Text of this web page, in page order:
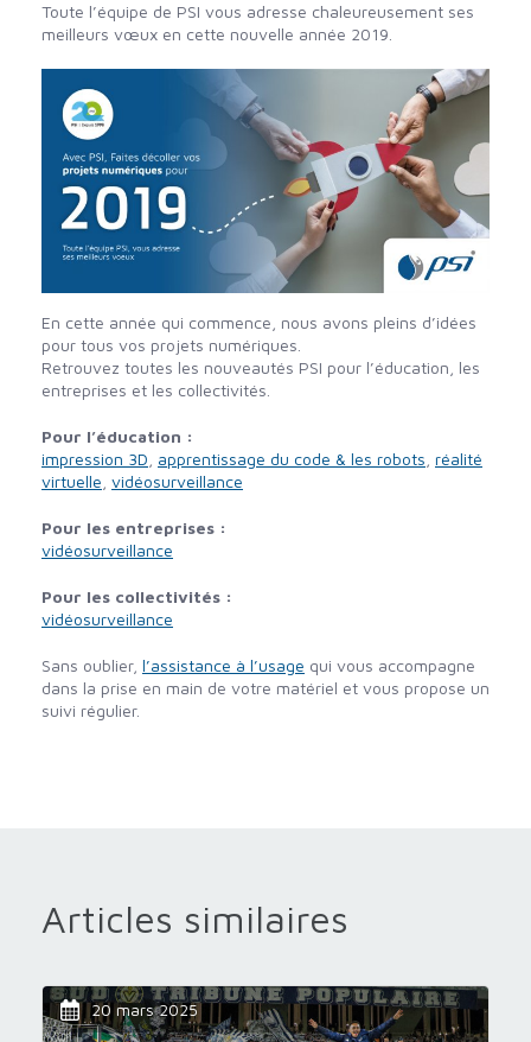
Toute l’équipe de PSI vous adresse chaleureusement ses
meilleurs vœux en cette nouvelle année 2019.
En cette année qui commence, nous avons pleins d’idées
pour tous vos projets numériques.
Retrouvez toutes les nouveautés PSI pour l’éducation, les
entreprises et les collectivités.
Pour l’éducation :
impression 3D apprentissage du code & les robots réalité
virtuelle vidéosurveillance
Pour les entreprises :
vidéosurveillance
Pour les collectivités :
vidéosurveillance
Sans oublier, l’assistance à l’usage qui vous accompagne
dans la prise en main de votre matériel et vous propose un
suivi régulier.
Articles similaires
20 mars 2025